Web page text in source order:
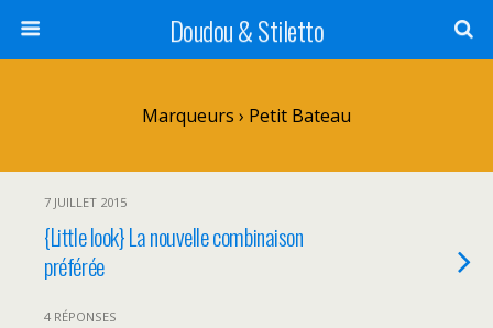
Doudou & Stiletto
Marqueurs › Petit Bateau
7 JUILLET 2015
{Little look} La nouvelle combinaison
préférée
4 RÉPONSES